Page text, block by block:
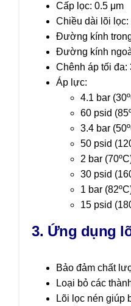
Cấp lọc: 0.5 μm
Chiều dài lõi lọc:
Đường kính
Đường kính
Chênh áp tối đa:
Áp lực:
4.1 bar
60 psid
3.4 bar
50 psid
2 bar
30 psid
1 bar
15 psid
3. Ứng dụng
Bảo đảm chất
Loại bỏ các
Lõi lọc nén giúp